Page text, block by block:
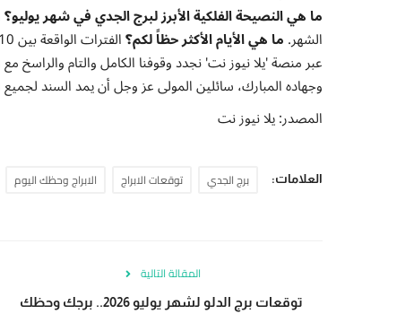
ما هي النصيحة الفلكية الأبرز لبرج الجدي في شهر يوليو؟
الشهر.ما هي الأيام الأكثر حظاً لكم؟
عبر منصة 'يلا نيوز نت' نجدد وقوفنا الكامل والتام
وجهاده المبارك، سائلين المولى عز وجل أن يمد السند لجميع
المصدر: يلا نيوز نت
العلامات: برج الجدي توقعات الابراج الابراج وحظك اليوم
المقالة التالية
توقعات برج الدلو لشهر يوليو 2026.. برجك وحظك